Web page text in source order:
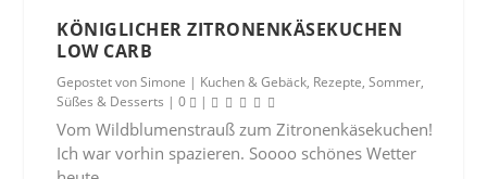
KÖNIGLICHER ZITRONENKÄSEKUCHEN
LOW CARB
Gepostet vonSimone | Kuchen & Gebäck, Rezepte,Sommer,
Süßes & Desserts |0 |
Vom Wildblumenstrauß zum Zitronenkäsekuchen!
Ich war vorhin spazieren. Soooo schönes Wetter